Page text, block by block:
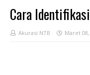
Cara
Akurasi NTB Maret 08,